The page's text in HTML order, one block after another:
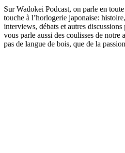
Sur Wadokei Podcast, on parle en
touche à l’horlogerie japonaise:
interviews, débats et autres
vous parle aussi des coulisses de notre
pas de langue de bois, que de la